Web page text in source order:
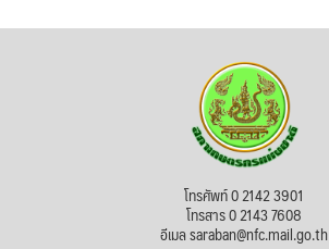
โทรศัพท์ 0 2142 3901
โทรสาร 0 2143 7608
อีเมล saraban@nfc.mail.go.th